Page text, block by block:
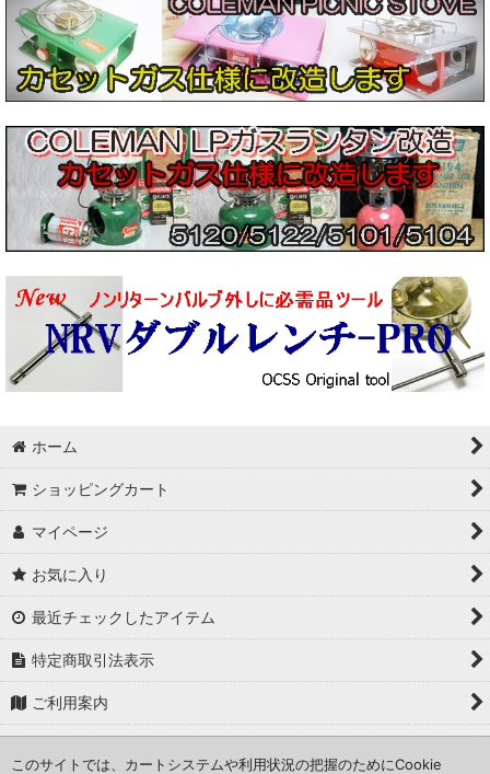
ホーム
ショッピングカート
マイページ
お気に入り
最近チェックしたアイテム
特定商取引法表示
ご利用案内
このサイトでは、カートシステムや利用状況の把握のためにCookie